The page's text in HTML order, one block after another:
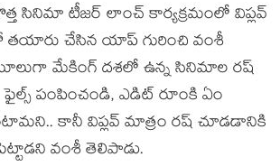
సినిమా టీజర్ లాంచ్ కార్యక్రమంలో విప్లవ్
తయారు చేసిన యాప్ గురించి వంశీ
మేకింగ్ దశలో ఉన్న సినిమాల రష్
పంపించండి, ఎడిట్ రూంకి ఏం
కానీ విప్లవ్ మాత్రం రష్ చూడడానికి
వంశీ తెలిపాడు.